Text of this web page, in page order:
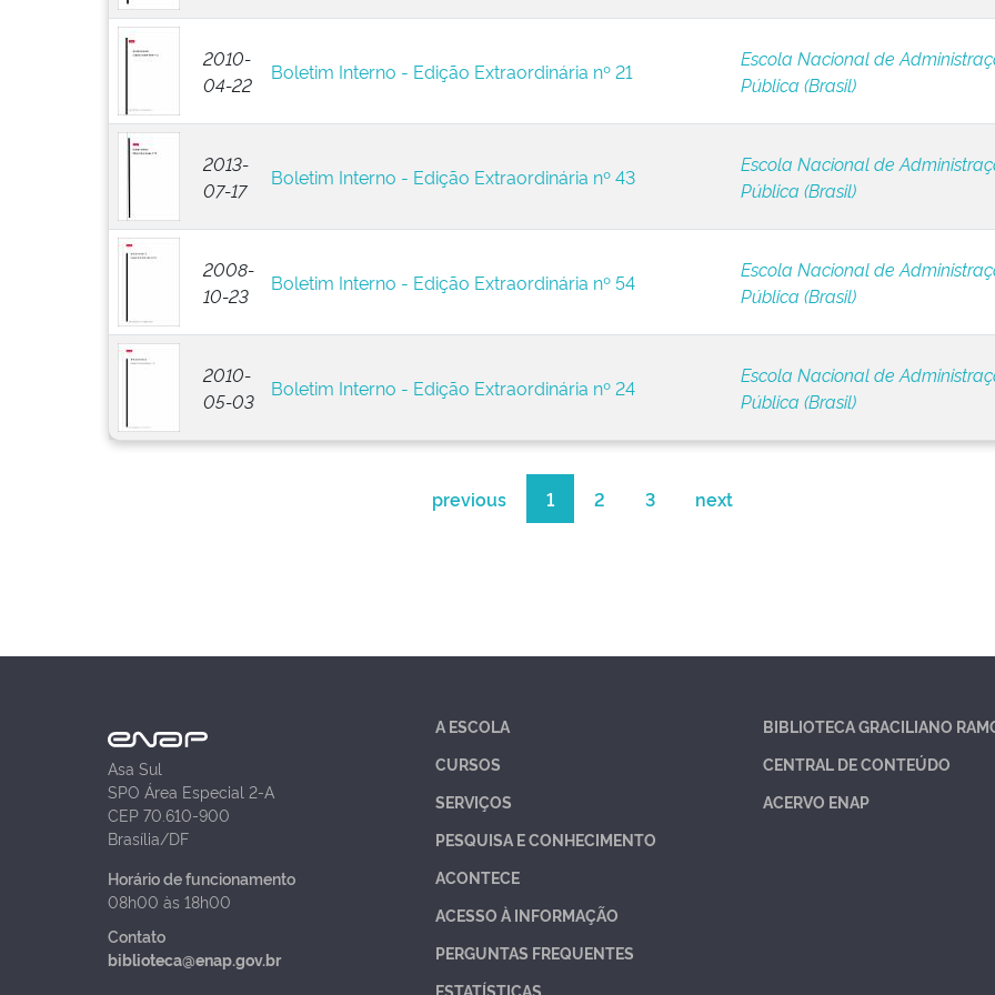
2010-
04-22
Boletim Interno - Edição Extraordinária nº 21
Escola Nacional de
Pública (Brasil)
2013-
07-17
Boletim Interno - Edição Extraordinária nº 43
Escola Nacional de
Pública (Brasil)
2008-
10-23
Boletim Interno - Edição Extraordinária nº 54
Escola Nacional de
Pública (Brasil)
2010-
05-03
Boletim Interno - Edição Extraordinária nº 24
Escola Nacional de
Pública (Brasil)
previous 1 2 3 next
Asa Sul
SPO Área Especial 2-A
CEP 70.610-900
Brasília/DF
Horário de funcionamento
08h00 às 18h00
Contato
biblioteca@enap.gov.br
A ESCOLA
CURSOS
SERVIÇOS
PESQUISA E CONHECIMENTO
ACONTECE
ACESSO À INFORMAÇÃO
PERGUNTAS FREQUENTES
ESTATÍSTICAS
BIBLIOTECA GRACILIANO
CENTRAL DE CONTEÚDO
ACERVO ENAP